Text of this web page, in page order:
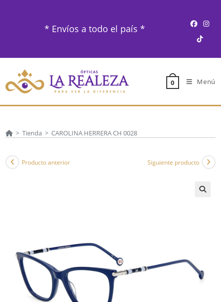
* Envíos a todo el país *
0 Menú
> Tienda > CAROLINA HERRERA CH 0028
Producto anterior Siguiente producto